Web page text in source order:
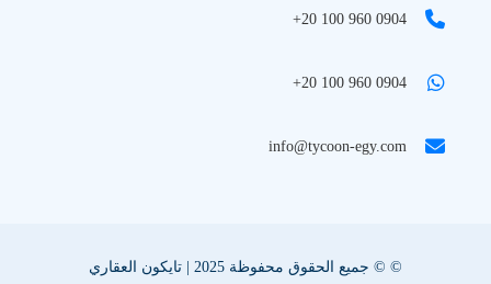
+20 100 960 0904
+20 100 960 0904
info@tycoon-egy.com
© © جميع الحقوق محفوظة 2025 | تايكون العقاري